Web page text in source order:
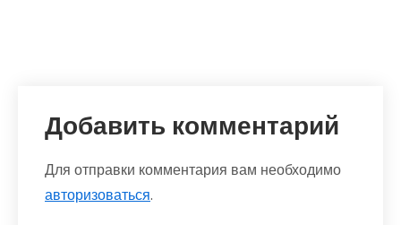
Добавить комментарий
Для отправки комментария вам необходимо
авторизоваться.